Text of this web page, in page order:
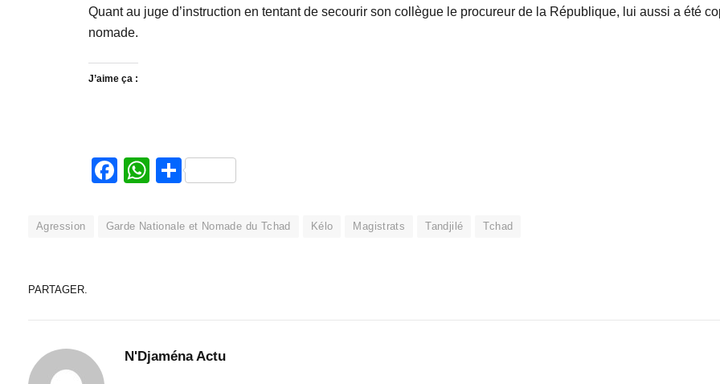
Quant au juge d’instruction en tentant de secourir son collègue le procureur de la République, lui aussi a été
nomade.
J’aime ça :
Facebook
WhatsApp
Partager
Agression Garde Nationale et Nomade du Tchad Kélo Magistrats Tandjilé Tchad
PARTAGER.
N'Djaména Actu